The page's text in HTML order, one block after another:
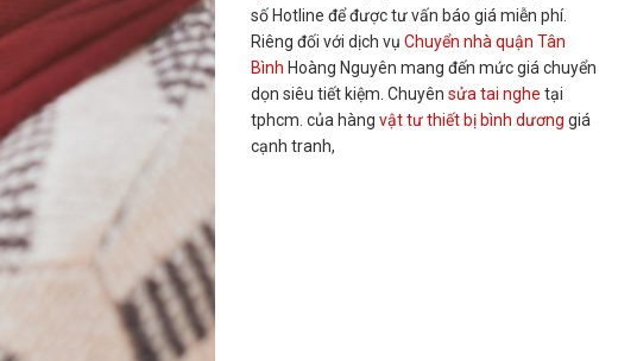
số Hotline để được tư vấn báo giá miễn phí.
Riêng đối với dịch vụChuyển nhà quận Tân
Bình Hoàng Nguyên mang đến mức giá chuyển
dọn siêu tiết kiệm. Chuyênsửa tai nghe tại
tphcm. của hàngvật tư thiết bị bình dương giá
cạnh tranh,